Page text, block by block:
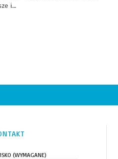
i…
(WYMAGANE)